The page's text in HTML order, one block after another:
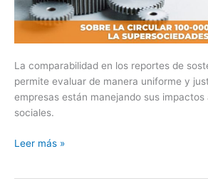
La comparabilidad en los reportes de
permite evaluar de manera uniforme y
empresas están manejando sus impactos
sociales.
éxito
empresarial?
Leer más »